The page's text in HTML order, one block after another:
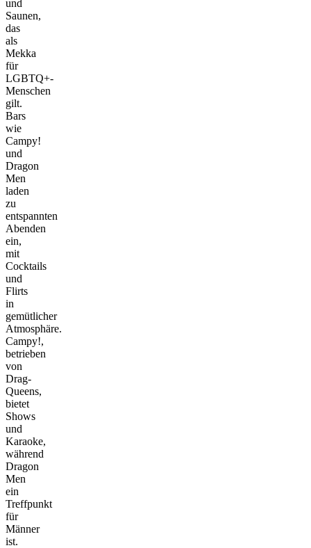
und
Saunen,
das
als
Mekka
für
LGBTQ+-
Menschen
gilt.
Bars
wie
Campy!
und
Dragon
Men
laden
zu
entspannten
Abenden
ein,
mit
Cocktails
und
Flirts
in
gemütlicher
Atmosphäre.
Campy!,
betrieben
von
Drag-
Queens,
bietet
Shows
und
Karaoke,
während
Dragon
Men
ein
Treffpunkt
für
Männer
ist.